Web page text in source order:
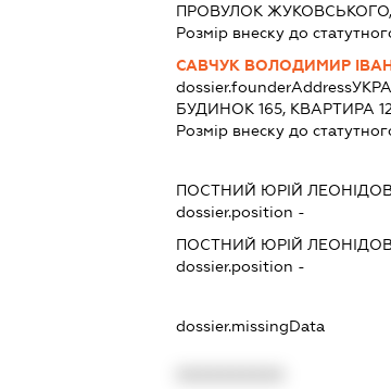
ПРОВУЛОК ЖУКОВСЬКОГО,
Розмір внеску до
САВЧУК ВОЛОДИМИР
dossier.founderAddress
БУДИНОК 165, КВАРТИРА
Розмір внеску до
ПОСТНИЙ ЮРІЙ
dossier.position -
ПОСТНИЙ ЮРІЙ
dossier.position -
dossier.missingData